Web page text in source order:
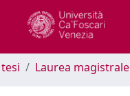
Laurea magistrale